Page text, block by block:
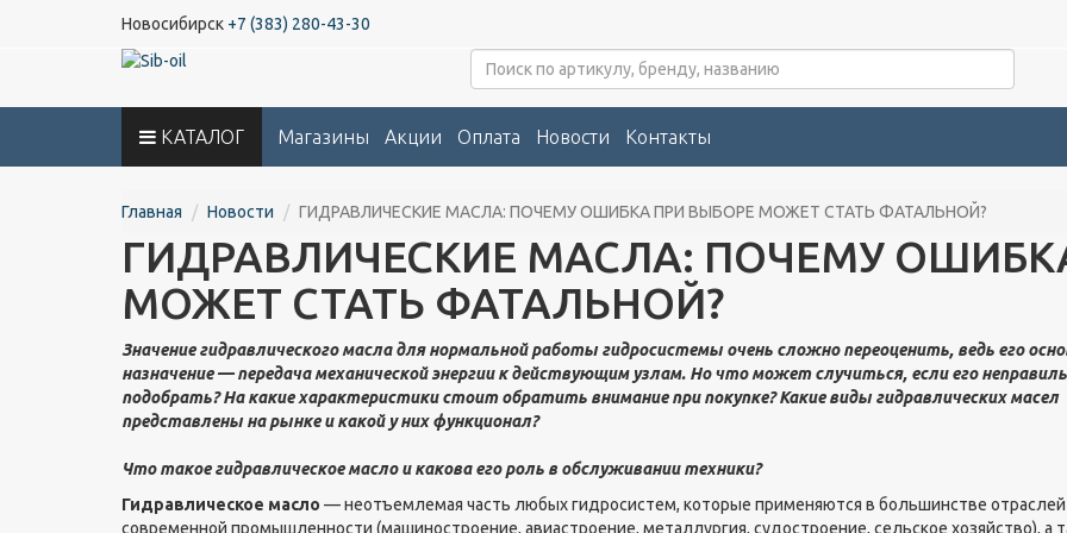
Новосибирск +7 (383) 280-43-30
КАТАЛОГ Магазины Акции Оплата Новости Контакты
Главная Новости ГИДРАВЛИЧЕСКИЕ МАСЛА: ПОЧЕМУ ОШИБКА ПРИ ВЫБОРЕ МОЖЕТ СТАТЬ ФАТАЛЬНОЙ?
ГИДРАВЛИЧЕСКИЕ МАСЛА: ПОЧЕМУ
МОЖЕТ СТАТЬ ФАТАЛЬНОЙ?
Значение гидравлического масла для нормальной работы гидросистемы очень сложно переоценить, ведь его
назначение — передача механической энергии к действующим узлам. Но что может случиться, если его
подобрать? На какие характеристики стоит обратить внимание при покупке? Какие виды гидравлических масел
представлены на рынке и какой у них функционал?
Что такое гидравлическое масло и какова его роль в обслуживании техники?
Гидравлическое масло — неотъемлемая часть любых гидросистем, которые применяются в большинстве отраслей
современной промышленности (машиностроение, авиастроение, металлургия, судостроение, сельское хозяйство), а